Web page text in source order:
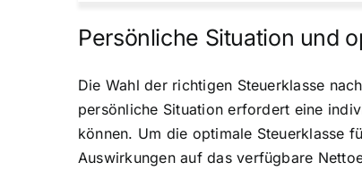
Persönliche Situation und
Die Wahl der richtigen Steuerklasse
persönliche Situation erfordert eine
können. Um die optimale Steuerklasse
Auswirkungen auf das verfügbare